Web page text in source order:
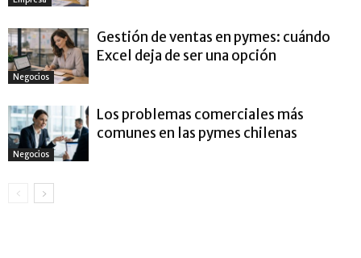
Negocios
Gestión de ventas en pymes: cuándo
Excel deja de ser una opción
Negocios
Los problemas comerciales más
comunes en las pymes chilenas